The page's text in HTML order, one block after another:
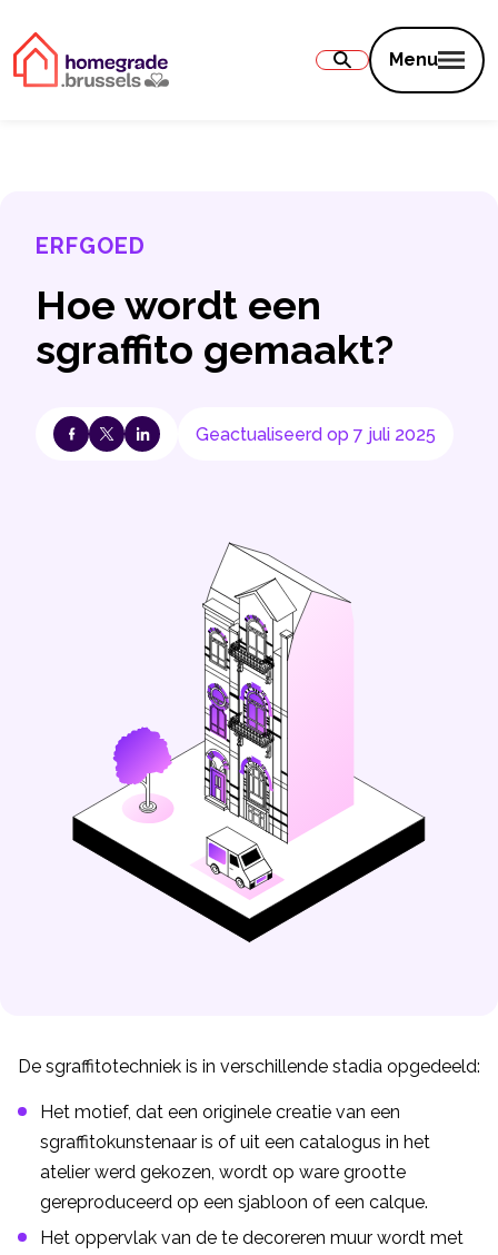
Menu
ERFGOED
Hoe wordt een
sgraffito gemaakt?
Geactualiseerd op 7 juli 2025
De sgraffitotechniek is in verschillende stadia opgedeeld:
Het motief, dat een originele creatie van een
sgraffitokunstenaar is of uit een catalogus in het
atelier werd gekozen, wordt op ware grootte
gereproduceerd op een sjabloon of een calque.
Het oppervlak van de te decoreren muur wordt met